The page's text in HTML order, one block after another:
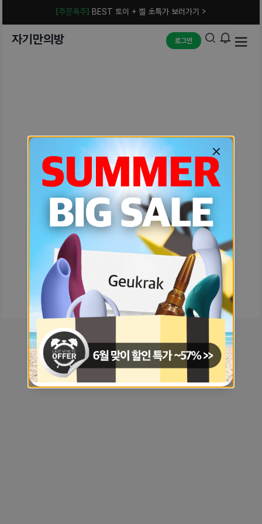
[주문폭주] BEST 토이 + 젤 초특가 보러가기 >
자기만의방 로그인
예상치 못한 에러입니다.